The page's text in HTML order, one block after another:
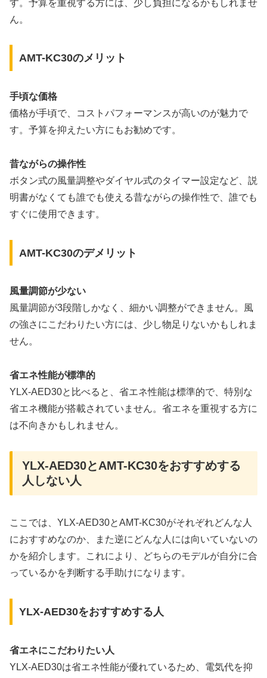
す。予算を重視する方には、少し負担になるかもしれませ
ん。
AMT-KC30のメリット
手頃な価格
価格が手頃で、コストパフォーマンスが高いのが魅力で
す。予算を抑えたい方にもお勧めです。
昔ながらの操作性
ボタン式の風量調整やダイヤル式のタイマー設定など、説
明書がなくても誰でも使える昔ながらの操作性で、誰でも
すぐに使用できます。
AMT-KC30のデメリット
風量調節が少ない
風量調節が3段階しかなく、細かい調整ができません。風
の強さにこだわりたい方には、少し物足りないかもしれま
せん。
省エネ性能が標準的
YLX-AED30と比べると、省エネ性能は標準的で、特別な
省エネ機能が搭載されていません。省エネを重視する方に
は不向きかもしれません。
YLX-AED30とAMT-KC30をおすすめする
人しない人
ここでは、YLX-AED30とAMT-KC30がそれぞれどんな人
におすすめなのか、また逆にどんな人には向いていないの
かを紹介します。これにより、どちらのモデルが自分に合
っているかを判断する手助けになります。
YLX-AED30をおすすめする人
省エネにこだわりたい人
YLX-AED30は省エネ性能が優れているため、電気代を抑